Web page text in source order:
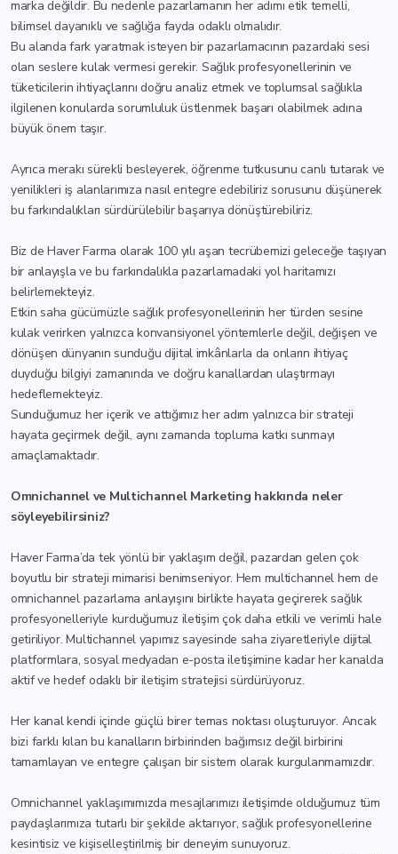
marka değildir. Bu nedenle pazarlamanın her adımı etik temelli,
bilimsel dayanıklı ve sağlığa fayda odaklı olmalıdır.
Bu alanda fark yaratmak isteyen bir pazarlamacının pazardaki sesi
olan seslere kulak vermesi gerekir. Sağlık profesyonellerinin ve
tüketicilerin ihtiyaçlarını doğru analiz etmek ve toplumsal sağlıkla
ilgilenen konularda sorumluluk üstlenmek başarı olabilmek adına
büyük önem taşır.
Ayrıca merakı sürekli besleyerek, öğrenme tutkusunu canlı tutarak ve
yenilikleri iş alanlarımıza nasıl entegre edebiliriz sorusunu düşünerek
bu farkındalıkları sürdürülebilir başarıya dönüştürebiliriz.
Biz de Haver Farma olarak 100 yılı aşan tecrübemizi geleceğe taşıyan
bir anlayışla ve bu farkındalıkla pazarlamadaki yol haritamızı
belirlemekteyiz.
Etkin saha gücümüzle sağlık profesyonellerinin her türden sesine
kulak verirken yalnızca konvansiyonel yöntemlerle değil, değişen ve
dönüşen dünyanın sunduğu dijital imkânlarla da onların ihtiyaç
duyduğu bilgiyi zamanında ve doğru kanallardan ulaştırmayı
hedeflemekteyiz.
Sunduğumuz her içerik ve attığımız her adım yalnızca bir strateji
hayata geçirmek değil, aynı zamanda topluma katkı sunmayı
amaçlamaktadır.
Omnichannel ve Multichannel Marketing hakkında neler
söyleyebilirsiniz?
Haver Farma’da tek yönlü bir yaklaşım değil, pazardan gelen çok
boyutlu bir strateji mimarisi benimseniyor. Hem multichannel hem de
omnichannel pazarlama anlayışını birlikte hayata geçirerek sağlık
profesyonelleriyle kurduğumuz iletişim çok daha etkili ve verimli hale
getiriliyor. Multichannel yapımız sayesinde saha ziyaretleriyle dijital
platformlara, sosyal medyadan e-posta iletişimine kadar her kanalda
aktif ve hedef odaklı bir iletişim stratejisi sürdürüyoruz.
Her kanal kendi içinde güçlü birer temas noktası oluşturuyor. Ancak
bizi farklı kılan bu kanalların birbirinden bağımsız değil birbirini
tamamlayan ve entegre çalışan bir sistem olarak kurgulanmamızdır.
Omnichannel yaklaşımımızda mesajlarımızı iletişimde olduğumuz tüm
paydaşlarımıza tutarlı bir şekilde aktarıyor, sağlık profesyonellerine
kesintisiz ve kişiselleştirilmiş bir deneyim sunuyoruz.